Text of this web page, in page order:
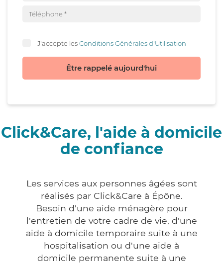
J'accepte lesConditions Générales d'Utilisation
Être rappelé aujourd'hui
Click&Care, l'aide à domicile
de confiance
Les services aux personnes âgées sont
réalisés par Click&Care à Épône.
Besoin d'une aide ménagère pour
l'entretien de votre cadre de vie, d'une
aide à domicile temporaire suite à une
hospitalisation ou d'une aide à
domicile permanente suite à une